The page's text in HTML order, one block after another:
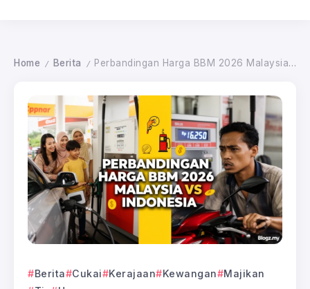
Home / Berita / Perbandingan Harga BBM 2026 Malaysia vs Indonesia
Berita Cukai Kerajaan Kewangan
Majikan